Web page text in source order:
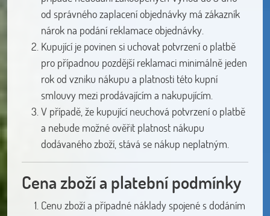
od správného zaplacení objednávky má zákazník
nárok na podání reklamace objednávky.
Kupující je povinen si uchovat potvrzení o platbě
pro případnou pozdější reklamaci minimálně jeden
rok od vzniku nákupu a platnosti této kupní
smlouvy mezi prodávajícím a nakupujícím.
V případě, že kupující neuchová potvrzení o platbě
a nebude možné ověřit platnost nákupu
dodávaného zboží, stává se nákup neplatným.
Cena zboží a platební podmínky
Cenu zboží a případné náklady spojené s dodáním